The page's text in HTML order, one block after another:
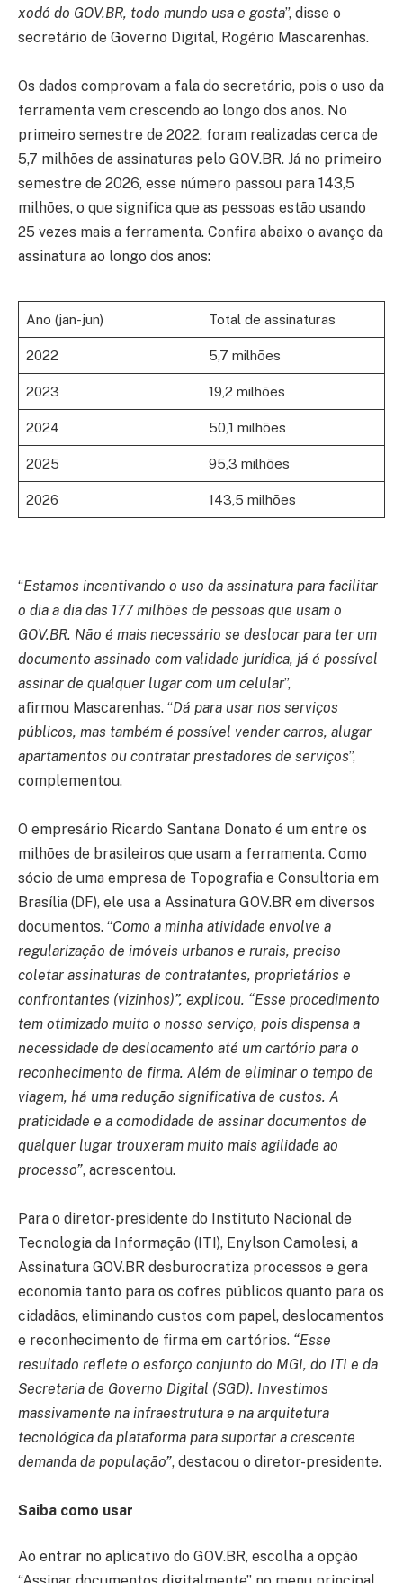
xodó do GOV.BR, todo mundo usa e gosta”, disse o
secretário de Governo Digital, Rogério Mascarenhas.
Os dados comprovam a fala do secretário, pois o uso da
ferramenta vem crescendo ao longo dos anos. No
primeiro semestre de 2022, foram realizadas cerca de
5,7 milhões de assinaturas pelo GOV.BR. Já no primeiro
semestre de 2026, esse número passou para 143,5
milhões, o que significa que as pessoas estão usando
25 vezes mais a ferramenta. Confira abaixo o avanço da
assinatura ao longo dos anos:
Ano (jan-jun) Total de assinaturas
2022 5,7 milhões
2023 19,2 milhões
2024 50,1 milhões
2025 95,3 milhões
2026 143,5 milhões
“Estamos incentivando o uso da assinatura para facilitar
o dia a dia das 177 milhões de pessoas que usam o
GOV.BR. Não é mais necessário se deslocar para ter um
documento assinado com validade jurídica, já é possível
assinar de qualquer lugar com um celular”,
afirmou Mascarenhas. “Dá para usar nos serviços
públicos, mas também é possível vender carros, alugar
apartamentos ou contratar prestadores de serviços”,
complementou.
O empresário Ricardo Santana Donato é um entre os
milhões de brasileiros que usam a ferramenta. Como
sócio de uma empresa de Topografia e Consultoria em
Brasília (DF), ele usa a Assinatura GOV.BR em diversos
documentos. “Como a minha atividade envolve a
regularização de imóveis urbanos e rurais, preciso
coletar assinaturas de contratantes, proprietários e
confrontantes (vizinhos)”, explicou. “Esse procedimento
tem otimizado muito o nosso serviço, pois dispensa a
necessidade de deslocamento até um cartório para o
reconhecimento de firma. Além de eliminar o tempo de
viagem, há uma redução significativa de custos. A
praticidade e a comodidade de assinar documentos de
qualquer lugar trouxeram muito mais agilidade ao
processo”, acrescentou.
Para o diretor-presidente do Instituto Nacional de
Tecnologia da Informação (ITI), Enylson Camolesi, a
Assinatura GOV.BR desburocratiza processos e gera
economia tanto para os cofres públicos quanto para os
cidadãos, eliminando custos com papel, deslocamentos
e reconhecimento de firma em cartórios. “Esse
resultado reflete o esforço conjunto do MGI, do ITI e da
Secretaria de Governo Digital (SGD). Investimos
massivamente na infraestrutura e na arquitetura
tecnológica da plataforma para suportar a crescente
demanda da população”, destacou o diretor-presidente.
Saiba como usar
Ao entrar no aplicativo do GOV.BR, escolha a opção